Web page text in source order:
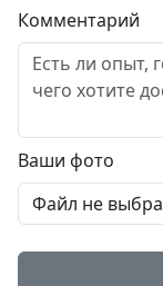
Комментарий
Ваши фото
Файл не